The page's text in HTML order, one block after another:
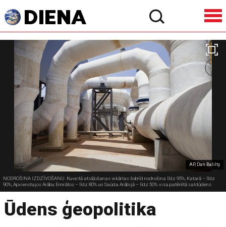
AP, Dan Balilty
NODROŠINA IZDZĪVOŠANU. Kuveitā atsāļošanas iekārtas šobrīd nodrošina līdz 95%, Katarā – līdz
90%, Apvienotajos Arābu Emirātos – līdz 80% un Saūda Arābijā – līdz 50% visa patērētā saldūdens
Ūdens ģeopolitika